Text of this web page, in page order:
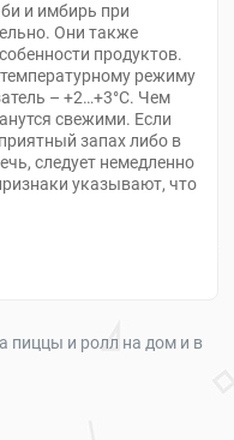
и имбирь при
Они также
продуктов.
режиму
– +2…+3°С. Чем
свежими. Если
запах либо в
следует немедленно
указывают, что
пиццы и ролл на дом и в